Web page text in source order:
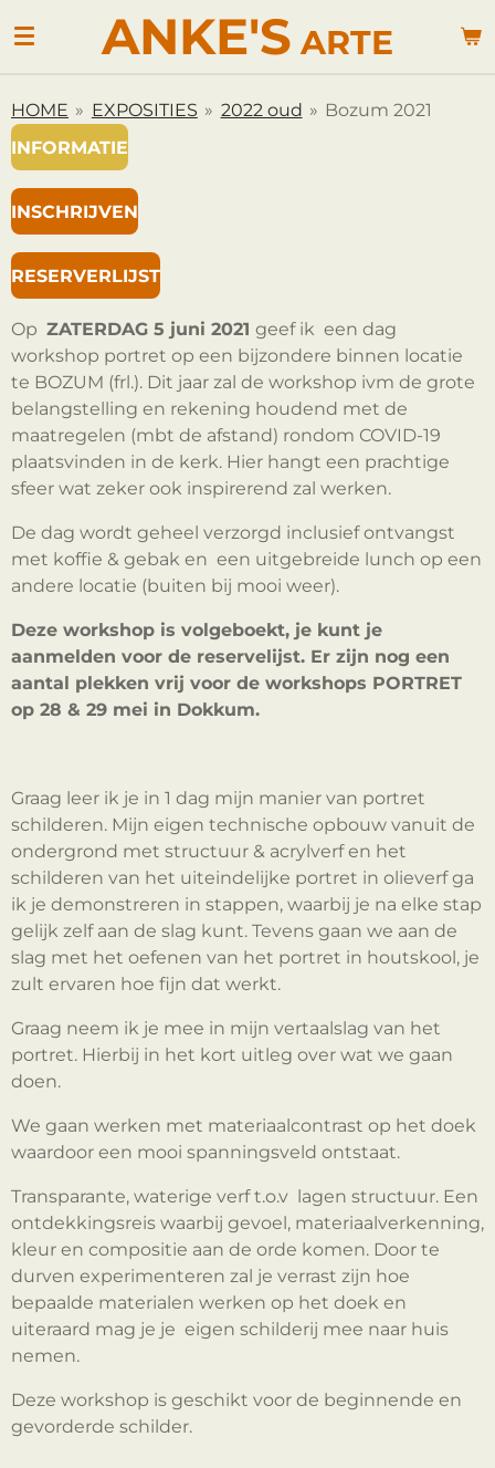
Ga
direct
de
hoofdinhoud
ANKE'S ARTE
HOME » EXPOSITIES » 2022 oud » Bozum 2021
INFORMATIE
INSCHRIJVEN
RESERVERLIJST
Op ZATERDAG 5 juni 2021 geef ik een dag
workshop portret op een bijzondere binnen locatie
te BOZUM (frl.). Dit jaar zal de workshop ivm de grote
belangstelling en rekening houdend met de
maatregelen (mbt de afstand) rondom COVID-19
plaatsvinden in de kerk. Hier hangt een prachtige
sfeer wat zeker ook inspirerend zal werken.
De dag wordt geheel verzorgd inclusief ontvangst
met koffie & gebak en een uitgebreide lunch op een
andere locatie (buiten bij mooi weer).
Deze workshop is volgeboekt, je kunt je
aanmelden voor de reservelijst. Er zijn nog een
aantal plekken vrij voor de workshops PORTRET
op 28 & 29 mei in Dokkum.
Graag leer ik je in 1 dag mijn manier van portret
schilderen. Mijn eigen technische opbouw vanuit de
ondergrond met structuur & acrylverf en het
schilderen van het uiteindelijke portret in olieverf ga
ik je demonstreren in stappen, waarbij je na elke stap
gelijk zelf aan de slag kunt. Tevens gaan we aan de
slag met het oefenen van het portret in houtskool, je
zult ervaren hoe fijn dat werkt.
Graag neem ik je mee in mijn vertaalslag van het
portret. Hierbij in het kort uitleg over wat we gaan
doen.
We gaan werken met materiaalcontrast op het doek
waardoor een mooi spanningsveld ontstaat.
Transparante, waterige verf t.o.v lagen structuur. Een
ontdekkingsreis waarbij gevoel, materiaalverkenning,
kleur en compositie aan de orde komen. Door te
durven experimenteren zal je verrast zijn hoe
bepaalde materialen werken op het doek en
uiteraard mag je je eigen schilderij mee naar huis
nemen.
Deze workshop is geschikt voor de beginnende en
gevorderde schilder.